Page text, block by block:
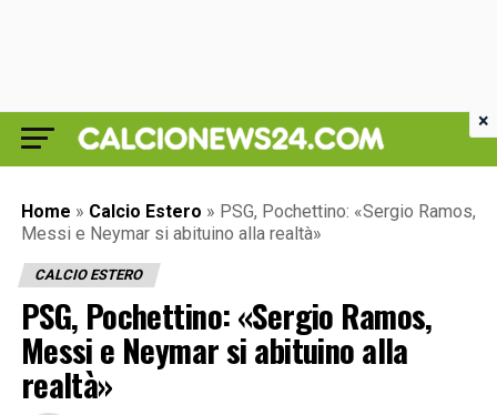
Home » Calcio Estero » PSG, Pochettino: «Sergio Ramos,
Messi e Neymar si abituino alla realtà»
CALCIO ESTERO
PSG, Pochettino: «Sergio Ramos,
Messi e Neymar si abituino alla
realtà»
×